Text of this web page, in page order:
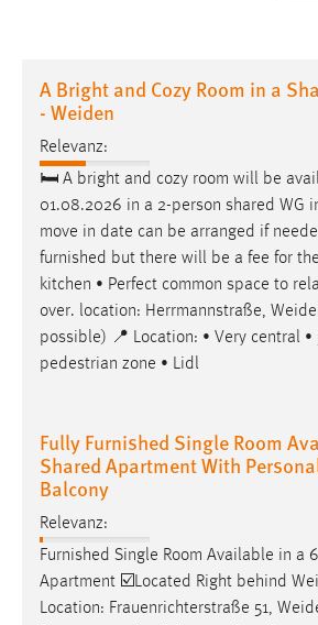
A Bright and Cozy Room in a
- Weiden
Relevanz:
🛏 A bright and cozy room will be
01.08.2026 in a 2-person shared WG
move in date can be arranged if
furnished but there will be a fee for
kitchen • Perfect common space to
over. location: Herrmannstraße,
possible) 📍 Location: • Very central
pedestrian zone • Lidl
Fully Furnished Single Room
Shared Apartment With
Balcony
Relevanz:
Furnished Single Room Available in a
Apartment ☑️Located Right behind
Location: Frauenrichterstraße 51,
staticfilecache
Für performante Seitenauslieferung
gespeichert, ob man eingeloggt ist.
Sprachpräferenz
Name:
site-language-preference
Zweck:
30 Tage
Chat
Name:
MibewSessionID, MIBEW_UserID,